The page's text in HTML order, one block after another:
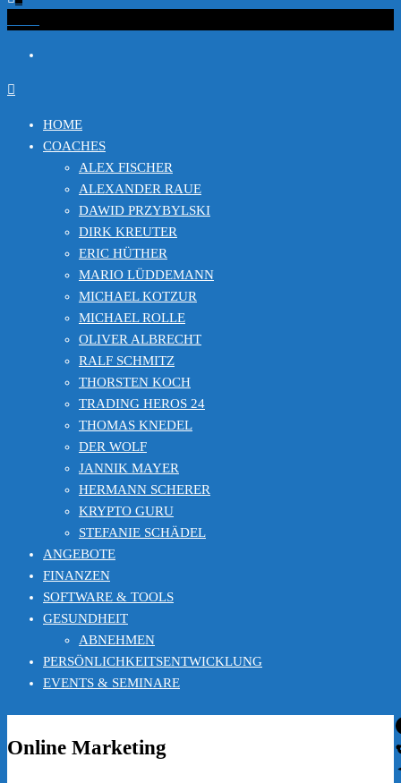
HOME
COACHES
ALEX FISCHER
ALEXANDER RAUE
DAWID PRZYBYLSKI
DIRK KREUTER
ERIC HÜTHER
MARIO LÜDDEMANN
MICHAEL KOTZUR
MICHAEL ROLLE
OLIVER ALBRECHT
RALF SCHMITZ
THORSTEN KOCH
TRADING HEROS 24
THOMAS KNEDEL
DER WOLF
JANNIK MAYER
HERMANN SCHERER
KRYPTO GURU
STEFANIE SCHÄDEL
ANGEBOTE
FINANZEN
SOFTWARE & TOOLS
GESUNDHEIT
ABNEHMEN
PERSÖNLICHKEITSENTWICKLUNG
EVENTS & SEMINARE
Online Marketing